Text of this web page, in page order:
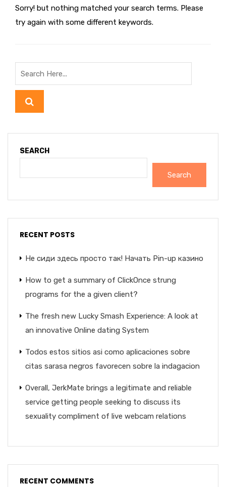
Sorry! but nothing matched your search terms. Please
try again with some different keywords.
SEARCH
Search
RECENT POSTS
Не сиди здесь просто так! Начать Pin-up казино
How to get a summary of ClickOnce strung
programs for the a given client?
The fresh new Lucky Smash Experience: A look at
an innovative Online dating System
Todos estos sitios asi­ como aplicaciones sobre
citas sarasa negros favorecen sobre la indagacion
Overall, JerkMate brings a legitimate and reliable
service getting people seeking to discuss its
sexuality compliment of live webcam relations
RECENT COMMENTS